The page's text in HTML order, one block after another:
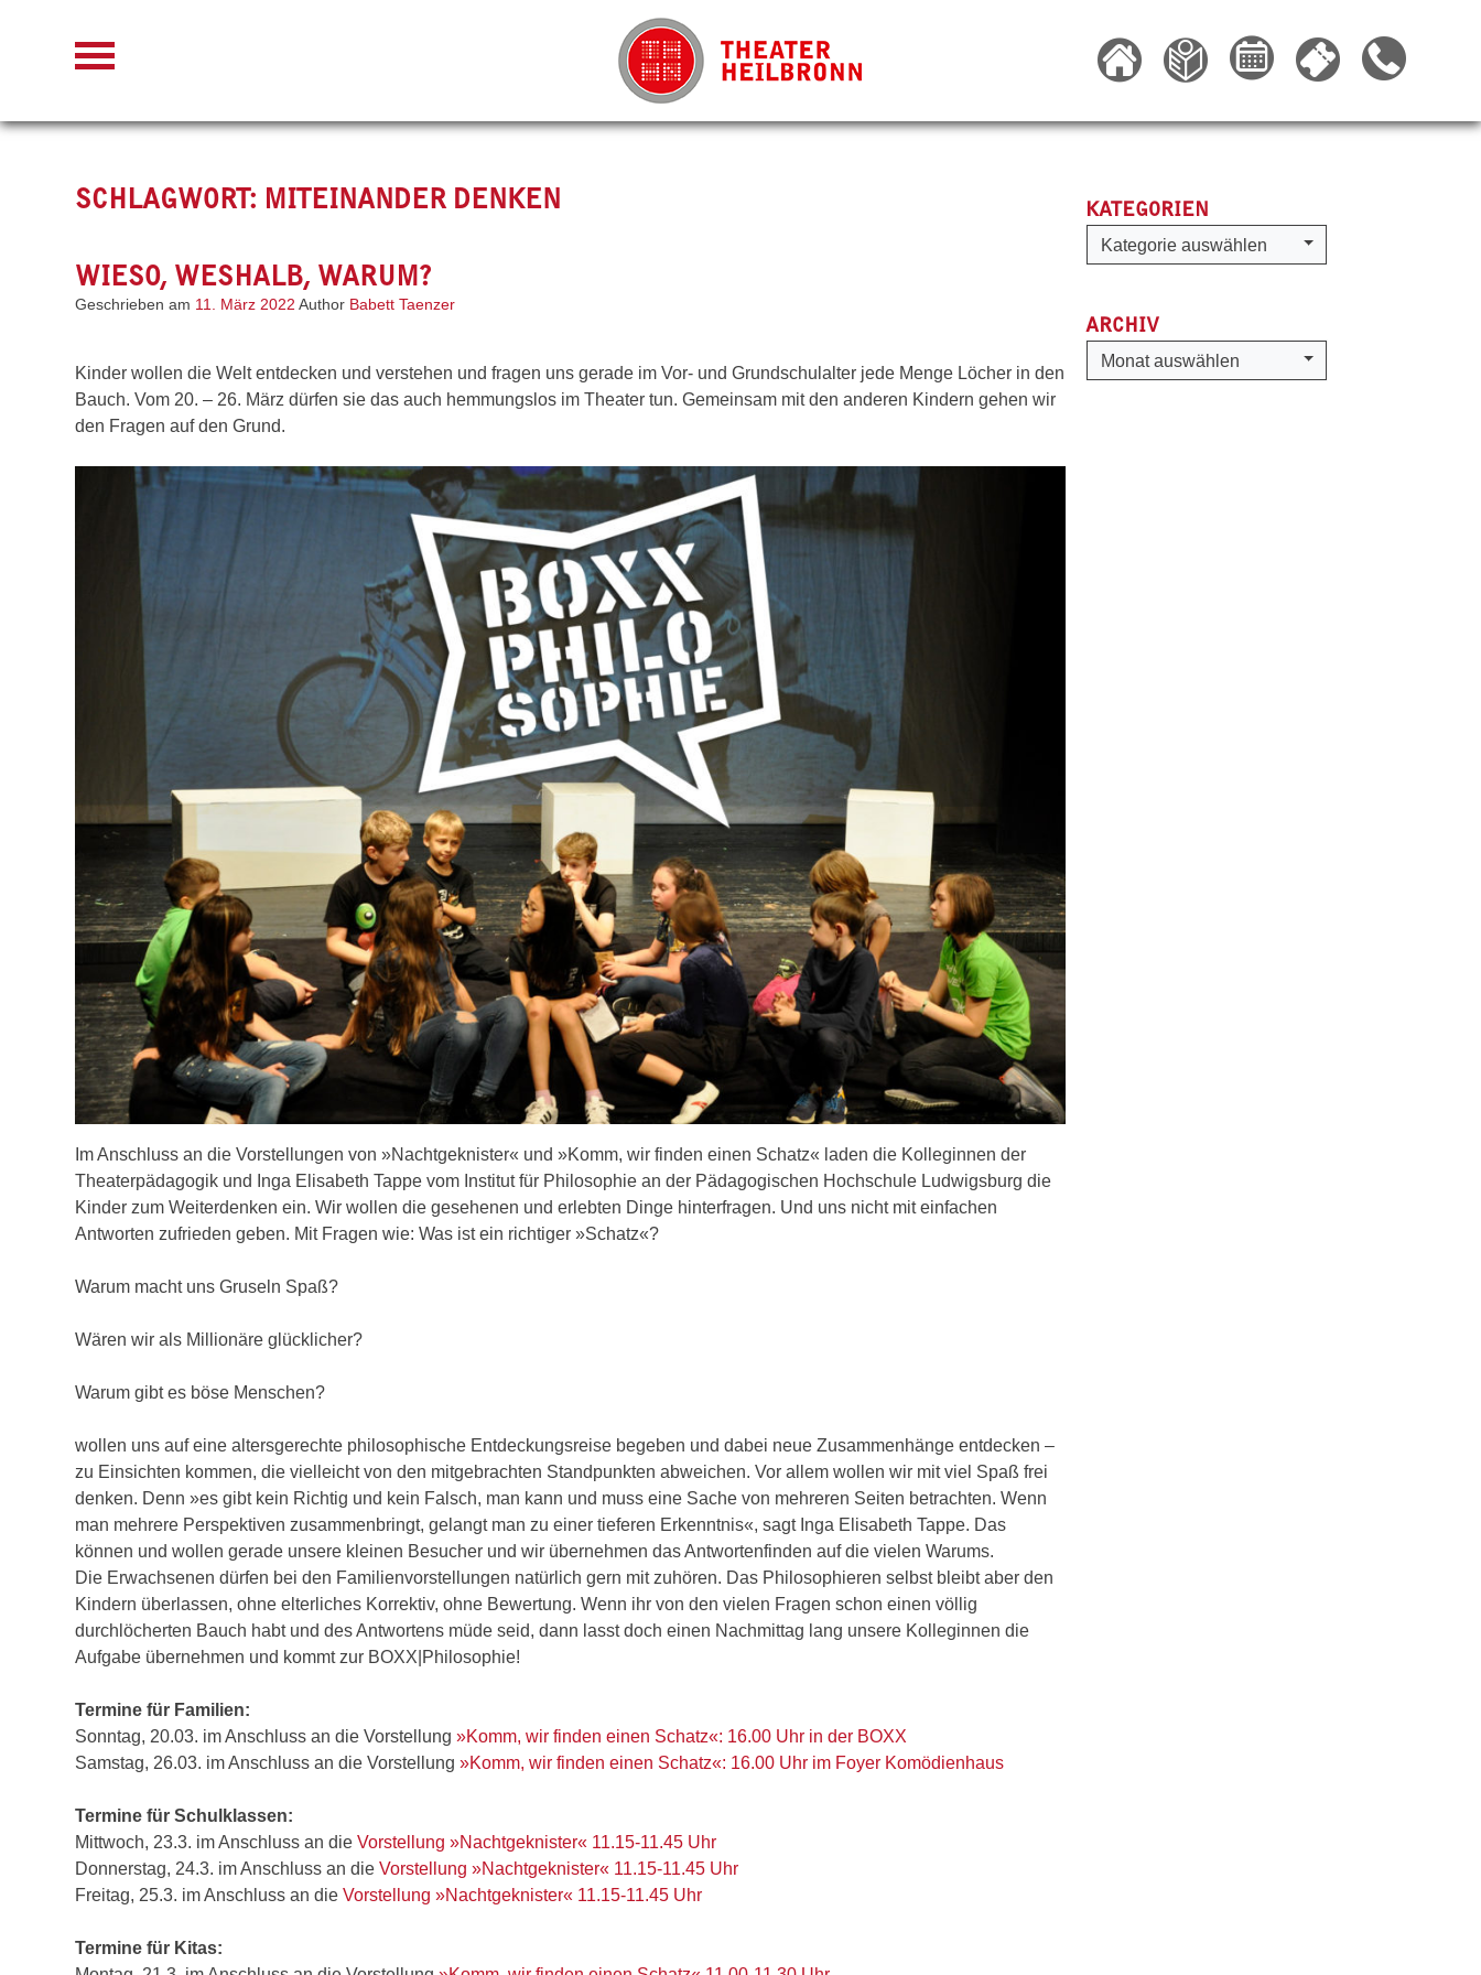
SCHLAGWORT: MITEINANDER DENKEN
WIESO, WESHALB, WARUM?
Geschrieben am 11. März 2022 Author Babett Taenzer
Kinder wollen die Welt entdecken und verstehen und fragen uns gerade im Vor- und Grundschulalter jede Menge Löcher in den
Bauch. Vom 20. – 26. März dürfen sie das auch hemmungslos im Theater tun. Gemeinsam mit den anderen Kindern gehen wir
den Fragen auf den Grund.
Im Anschluss an die Vorstellungen von »Nachtgeknister« und »Komm, wir finden einen Schatz« laden die Kolleginnen der
Theaterpädagogik und Inga Elisabeth Tappe vom Institut für Philosophie an der Pädagogischen Hochschule Ludwigsburg die
Kinder zum Weiterdenken ein. Wir wollen die gesehenen und erlebten Dinge hinterfragen. Und uns nicht mit einfachen
Antworten zufrieden geben. Mit Fragen wie: Was ist ein richtiger »Schatz«?
Warum macht uns Gruseln Spaß?
Wären wir als Millionäre glücklicher?
Warum gibt es böse Menschen?
wollen uns auf eine altersgerechte philosophische Entdeckungsreise begeben und dabei neue Zusammenhänge entdecken –
zu Einsichten kommen, die vielleicht von den mitgebrachten Standpunkten abweichen. Vor allem wollen wir mit viel Spaß frei
denken. Denn »es gibt kein Richtig und kein Falsch, man kann und muss eine Sache von mehreren Seiten betrachten. Wenn
man mehrere Perspektiven zusammenbringt, gelangt man zu einer tieferen Erkenntnis«, sagt Inga Elisabeth Tappe. Das
können und wollen gerade unsere kleinen Besucher und wir übernehmen das Antwortenfinden auf die vielen Warums.
Die Erwachsenen dürfen bei den Familienvorstellungen natürlich gern mit zuhören. Das Philosophieren selbst bleibt aber den
Kindern überlassen, ohne elterliches Korrektiv, ohne Bewertung. Wenn ihr von den vielen Fragen schon einen völlig
durchlöcherten Bauch habt und des Antwortens müde seid, dann lasst doch einen Nachmittag lang unsere Kolleginnen die
Aufgabe übernehmen und kommt zur BOXX|Philosophie!
Termine für Familien:
Sonntag, 20.03. im Anschluss an die Vorstellung »Komm, wir finden einen Schatz«: 16.00 Uhr in der BOXX
Samstag, 26.03. im Anschluss an die Vorstellung »Komm, wir finden einen Schatz«: 16.00 Uhr im Foyer Komödienhaus
Termine für Schulklassen:
Mittwoch, 23.3. im Anschluss an die Vorstellung »Nachtgeknister« 11.15-11.45 Uhr
Donnerstag, 24.3. im Anschluss an die Vorstellung »Nachtgeknister« 11.15-11.45 Uhr
Freitag, 25.3. im Anschluss an die Vorstellung »Nachtgeknister« 11.15-11.45 Uhr
Termine für Kitas:
KATEGORIEN
Kategorien
Kategorie auswählen
ARCHIV
Archiv
Monat auswählen